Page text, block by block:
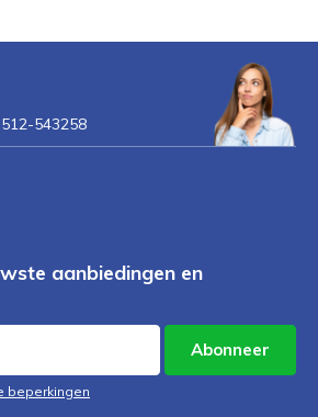
543258
aanbiedingen en
Abonneer
beperkingen